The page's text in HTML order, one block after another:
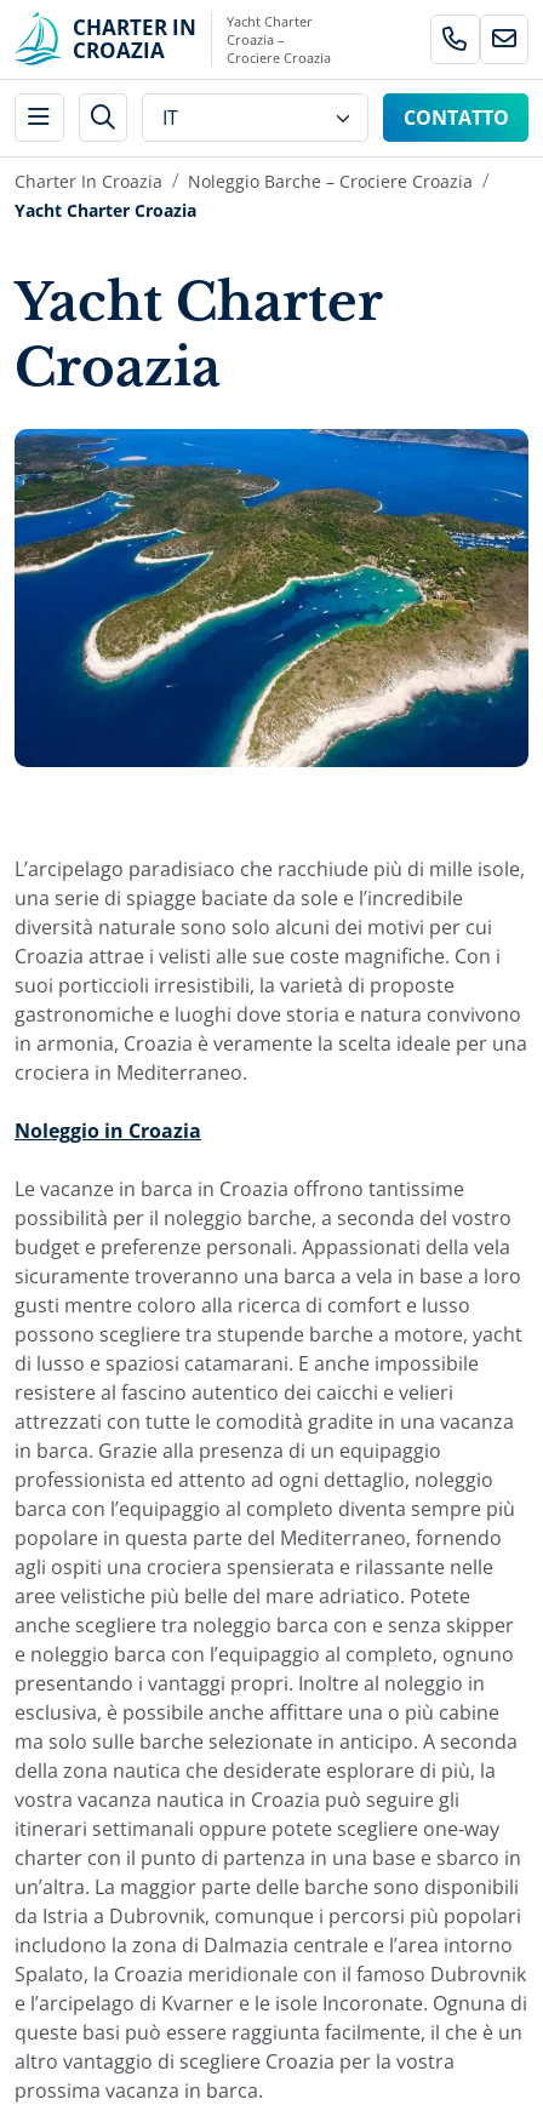
CHARTER IN
CROAZIA
Yacht Charter
Croazia –
Crociere Croazia
CONTATTO
Charter In Croazia
Noleggio Barche – Crociere Croazia
Yacht Charter Croazia
Yacht Charter
Croazia
L’arcipelago paradisiaco che racchiude più di mille isole,
una serie di spiagge baciate da sole e l’incredibile
diversità naturale sono solo alcuni dei motivi per cui
Croazia attrae i velisti alle sue coste magnifiche. Con i
suoi porticcioli irresistibili, la varietà di proposte
gastronomiche e luoghi dove storia e natura convivono
in armonia, Croazia è veramente la scelta ideale per una
crociera in Mediterraneo.
Noleggio in Croazia
Le vacanze in barca in Croazia offrono tantissime
possibilità per il noleggio barche, a seconda del vostro
budget e preferenze personali. Appassionati della vela
sicuramente troveranno una barca a vela in base a loro
gusti mentre coloro alla ricerca di comfort e lusso
possono scegliere tra stupende barche a motore, yacht
di lusso e spaziosi catamarani. E anche impossibile
resistere al fascino autentico dei caicchi e velieri
attrezzati con tutte le comodità gradite in una vacanza
in barca. Grazie alla presenza di un equipaggio
professionista ed attento ad ogni dettaglio, noleggio
barca con l’equipaggio al completo diventa sempre più
popolare in questa parte del Mediterraneo, fornendo
agli ospiti una crociera spensierata e rilassante nelle
aree velistiche più belle del mare adriatico. Potete
anche scegliere tra noleggio barca con e senza skipper
e noleggio barca con l’equipaggio al completo, ognuno
presentando i vantaggi propri. Inoltre al noleggio in
esclusiva, è possibile anche affittare una o più cabine
ma solo sulle barche selezionate in anticipo. A seconda
della zona nautica che desiderate esplorare di più, la
vostra vacanza nautica in Croazia può seguire gli
itinerari settimanali oppure potete scegliere one-way
charter con il punto di partenza in una base e sbarco in
un’altra. La maggior parte delle barche sono disponibili
da Istria a Dubrovnik, comunque i percorsi più popolari
includono la zona di Dalmazia centrale e l’area intorno
Spalato, la Croazia meridionale con il famoso Dubrovnik
e l’arcipelago di Kvarner e le isole Incoronate. Ognuna di
queste basi può essere raggiunta facilmente, il che è un
altro vantaggio di scegliere Croazia per la vostra
prossima vacanza in barca.